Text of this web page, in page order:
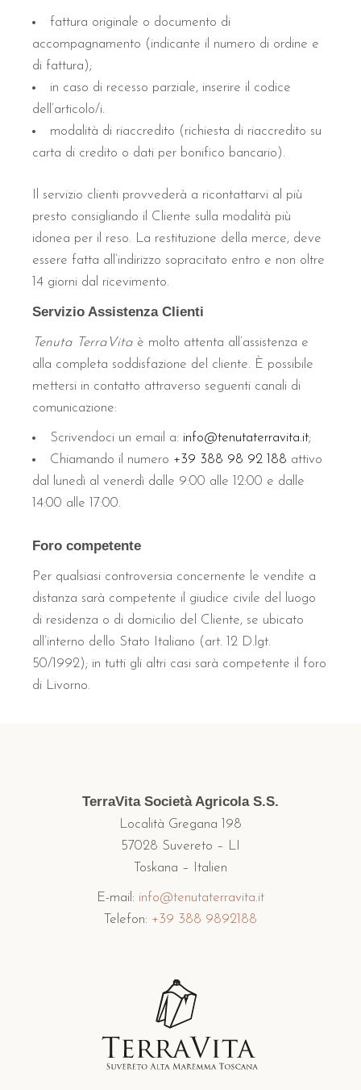
fattura originale o documento di
accompagnamento (indicante il numero di ordine e
di fattura);
in caso di recesso parziale, inserire il codice
dell’articolo/i.
modalità di riaccredito (richiesta di riaccredito su
carta di credito o dati per bonifico bancario).
Il servizio clienti provvederà a ricontattarvi al più
presto consigliando il Cliente sulla modalità più
idonea per il reso. La restituzione della merce, deve
essere fatta all’indirizzo sopracitato entro e non oltre
14 giorni dal ricevimento.
Servizio Assistenza Clienti
Tenuta TerraVita è molto attenta all’assistenza e
alla completa soddisfazione del cliente. È possibile
mettersi in contatto attraverso seguenti canali di
comunicazione:
Scrivendoci un email a: info@tenutaterravita.it;
Chiamando il numero +39 388 98 92 188 attivo
dal lunedì al venerdì dalle 9:00 alle 12:00 e dalle
14:00 alle 17:00.
Foro competente
Per qualsiasi controversia concernente le vendite a
distanza sarà competente il giudice civile del luogo
di residenza o di domicilio del Cliente, se ubicato
all’interno dello Stato Italiano (art. 12 D.lgt.
50/1992); in tutti gli altri casi sarà competente il foro
di Livorno.
TerraVita Società Agricola S.S.
Località Gregana 198
57028 Suvereto – LI
Toskana – Italien
E-mail: info@tenutaterravita.it
Telefon: +39 388 9892188